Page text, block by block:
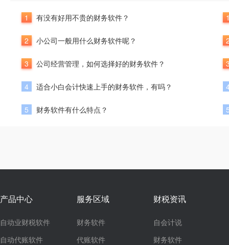
1 有没有好用不贵的财务软件？
2 小公司一般用什么财务软件呢？
3 公司经营管理，如何选择好的财务软件？
4 适合小白会计快速上手的财务软件，有吗？
5 财务软件有什么特点？
产品中心
自动业财税软件
自动代账软件
服务区域
财务软件
代账软件
财税资讯
自会计说
财务软件